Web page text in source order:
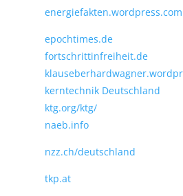
energiefakten.wordpress.com
epochtimes.de
fortschrittinfreiheit.de
kerntechnik Deutschland
ktg.org/ktg/
naeb.info
nzz.ch/deutschland
tkp.at